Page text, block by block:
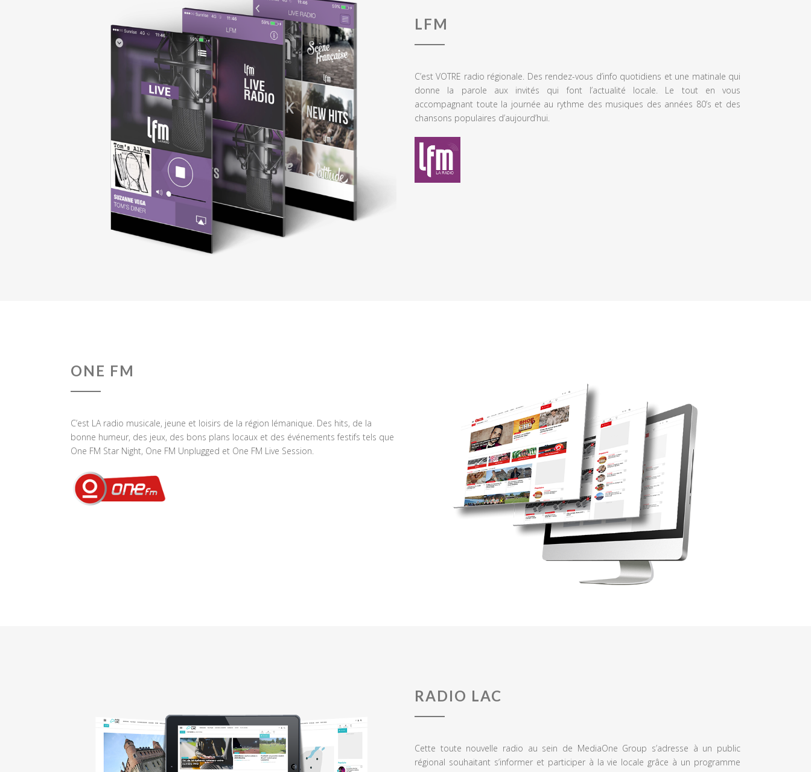
LFM
C’est VOTRE radio régionale. Des rendez-vous d’info quotidiens et une matinale qui
donne la parole aux invités qui font l’actualité locale. Le tout en vous
accompagnant toute la journée au rythme des musiques des années 80’s et des
chansons populaires d’aujourd’hui.
ONE FM
C’est LA radio musicale, jeune et loisirs de la région lémanique. Des hits, de la
bonne humeur, des jeux, des bons plans locaux et des événements festifs tels que
One FM Star Night, One FM Unplugged et One FM Live Session.
RADIO LAC
Cette toute nouvelle radio au sein de MediaOne Group s’adresse à un public
régional souhaitant s’informer et participer à la vie locale grâce à un programme